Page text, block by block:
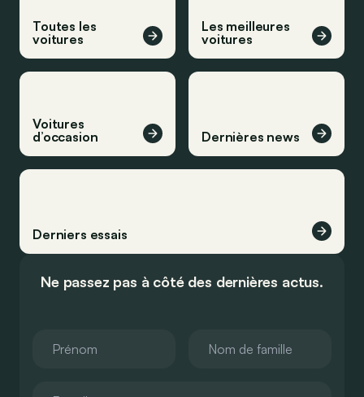
Toutes les
voitures
Les meilleures
voitures
Voitures
d’occasion
Dernières news
Derniers essais
Ne passez pas à côté des dernières actus.